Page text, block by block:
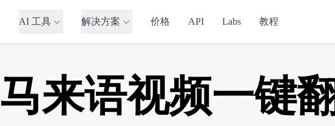
AI 工具 解决方案 价格 API Labs 教程
马来语视频一键